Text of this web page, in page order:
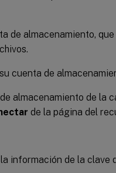
de almacenamiento,
cuenta de
almacenamiento de la
de la página del